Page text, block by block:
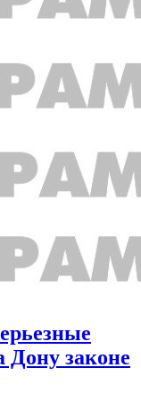
Дону законе